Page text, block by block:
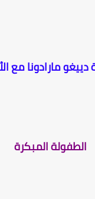
مارادونا مع
الطفولة المبكرة